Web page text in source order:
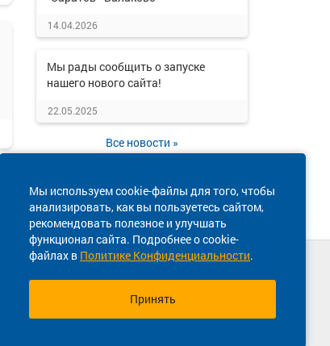
14.04.2026
Мы рады сообщить о запуске
нашего нового сайта!
22.05.2025
Все новости »
Мы используем cookie-файлы для того, чтобы
анализировать, как вы пользуетесь сайтом,
рекомендовать полезное и улучшать
функционал сайта. Подробнее о cookie-
файлах в Политике Конфиденциальности.
Принять
8 800 770-77-65